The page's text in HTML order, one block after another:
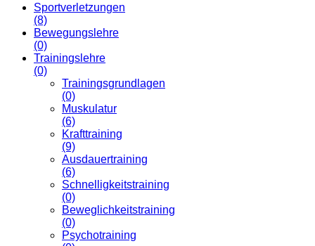
Sportverletzungen
(8)
Bewegungslehre
(0)
Trainingslehre
(0)
Trainingsgrundlagen
(0)
Muskulatur
(6)
Krafttraining
(9)
Ausdauertraining
(6)
Schnelligkeitstraining
(0)
Beweglichkeitstraining
(0)
Psychotraining